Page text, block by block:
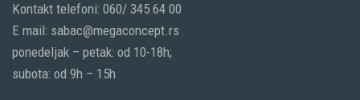
Kontakt telefoni: 060/ 345 64 00
E mail: sabac@megaconcept.rs
ponedeljak – petak: od 10-18h;
subota: od 9h – 15h